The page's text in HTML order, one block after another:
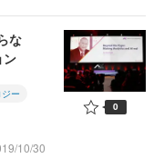
な
ン
ー
10/30
0